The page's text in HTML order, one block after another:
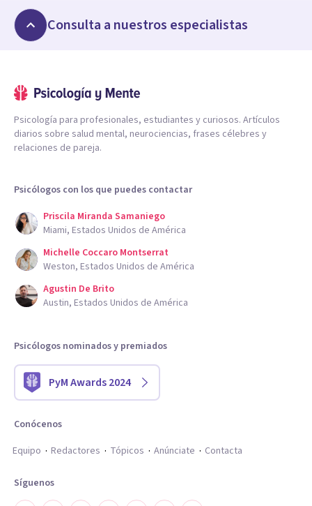
Consulta a nuestros especialistas
Psicología para profesionales, estudiantes y curiosos. Artículos
diarios sobre salud mental, neurociencias, frases célebres y
relaciones de pareja.
Psicólogos con los que puedes contactar
Priscila Miranda Samaniego
Miami, Estados Unidos de América
Michelle Coccaro Montserrat
Weston, Estados Unidos de América
Agustin De Brito
Austin, Estados Unidos de América
Psicólogos nominados y premiados
PyM Awards 2024
Conócenos
Equipo
Redactores Tópicos Anúnciate Contacta
Síguenos